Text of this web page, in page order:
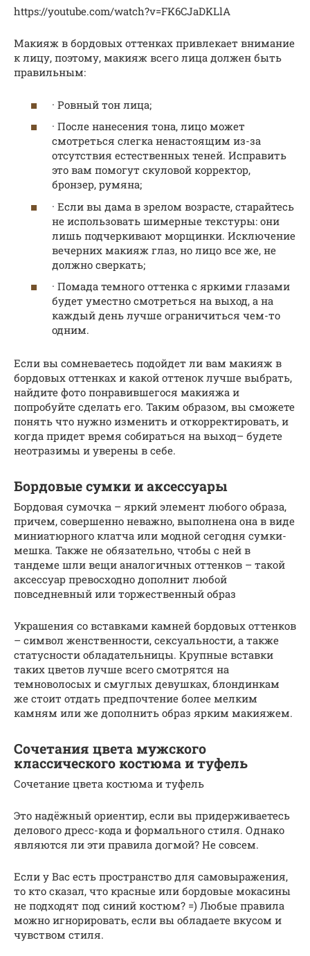
https://youtube.com/watch?v=FK6CJaDKLlA
Макияж в бордовых оттенках привлекает внимание
к лицу, поэтому, макияж всего лица должен быть
правильным:
· Ровный тон лица;
· После нанесения тона, лицо может
смотреться слегка ненастоящим из-за
отсутствия естественных теней. Исправить
это вам помогут скуловой корректор,
бронзер, румяна;
· Если вы дама в зрелом возрасте, старайтесь
не использовать шимерные текстуры: они
лишь подчеркивают морщинки. Исключение
вечерних макияж глаз, но лицо все же, не
должно сверкать;
· Помада темного оттенка с яркими глазами
будет уместно смотреться на выход, а на
каждый день лучше ограничиться чем-то
одним.
Если вы сомневаетесь подойдет ли вам макияж в
бордовых оттенках и какой оттенок лучше выбрать,
найдите фото понравившегося макияжа и
попробуйте сделать его. Таким образом, вы сможете
понять что нужно изменить и откорректировать, и
когда придет время собираться на выход– будете
неотразимы и уверены в себе.
Бордовые сумки и аксессуары
Бордовая сумочка – яркий элемент любого образа,
причем, совершенно неважно, выполнена она в виде
миниатюрного клатча или модной сегодня сумки-
мешка. Также не обязательно, чтобы с ней в
тандеме шли вещи аналогичных оттенков – такой
аксессуар превосходно дополнит любой
повседневный или торжественный образ
Украшения со вставками камней бордовых оттенков
– символ женственности, сексуальности, а также
статусности обладательницы. Крупные вставки
таких цветов лучше всего смотрятся на
темноволосых и смуглых девушках, блондинкам
же стоит отдать предпочтение более мелким
камням или же дополнить образ ярким макияжем.
Сочетания цвета мужского
классического костюма и туфель
Сочетание цвета костюма и туфель
Это надёжный ориентир, если вы придерживаетесь
делового дресс-кода и формального стиля. Однако
являются ли эти правила догмой? Не совсем.
Если у Вас есть пространство для самовыражения,
то кто сказал, что красные или бордовые мокасины
не подходят под синий костюм? =) Любые правила
можно игнорировать, если вы обладаете вкусом и
чувством стиля.